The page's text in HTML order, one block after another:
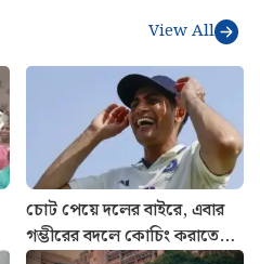
View All
চোট পেয়ে দলের বাইরে, এবার
গম্ভীরের বদলে কোচিং করাতে